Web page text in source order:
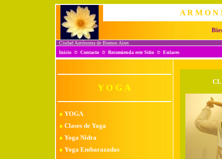
A R M O N
Ciudad Autónoma de Buenos Aires
Inicio ☼ Contacto ☼ Recomienda este Sitio ☼ Enlaces
Y O G A
● YOGA
● Clases de Yoga
● Yoga Nidra
● Yoga Embarazadas